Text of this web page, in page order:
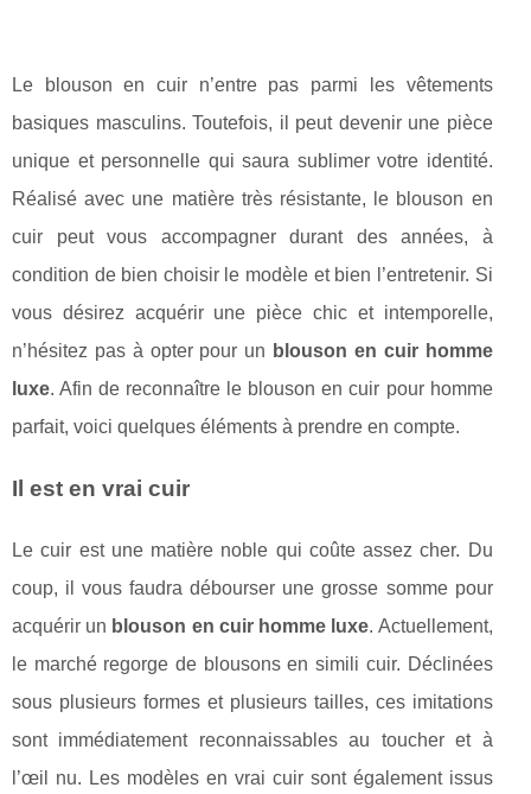
Le blouson en cuir n’entre pas parmi les vêtements
basiques masculins. Toutefois, il peut devenir une pièce
unique et personnelle qui saura sublimer votre identité.
Réalisé avec une matière très résistante, le blouson en
cuir peut vous accompagner durant des années, à
condition de bien choisir le modèle et bien l’entretenir. Si
vous désirez acquérir une pièce chic et intemporelle,
n’hésitez pas à opter pour un blouson en cuir homme
luxe. Afin de reconnaître le blouson en cuir pour homme
parfait, voici quelques éléments à prendre en compte.
Il est en vrai cuir
Le cuir est une matière noble qui coûte assez cher. Du
coup, il vous faudra débourser une grosse somme pour
acquérir un blouson en cuir homme luxe. Actuellement,
le marché regorge de blousons en simili cuir. Déclinées
sous plusieurs formes et plusieurs tailles, ces imitations
sont immédiatement reconnaissables au toucher et à
l’œil nu. Les modèles en vrai cuir sont également issus